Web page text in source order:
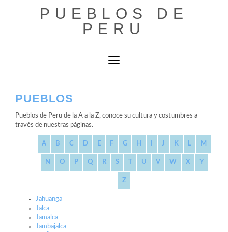
PUEBLOS DE
PERU
Cambiar modo de navegación
PUEBLOS
Pueblos de Peru de la A a la Z, conoce su cultura y costumbres a
través de nuestras páginas.
A B C D E F G H J K L M
N O P Q R S U V W X Y
Z
Jahuanga
Jalca
Jamalca
Jambajalca